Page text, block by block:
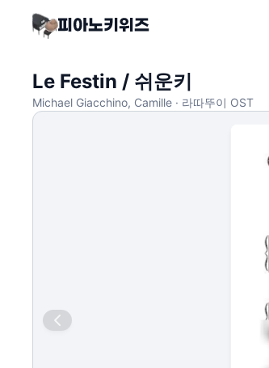
Le Festin / 쉬운키
Michael Giacchino, Camille · 라따뚜이 OST